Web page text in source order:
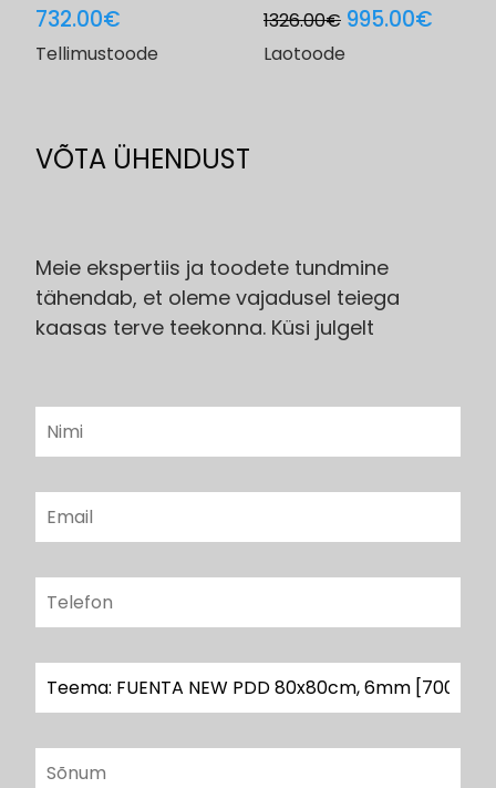
732.00€
Tellimustoode
1326.00€ Original
995.00€
Laotoode
VÕTA ÜHENDUST
Meie ekspertiis ja toodete tundmine
tähendab, et oleme vajadusel teiega
kaasas terve teekonna. Küsi julgelt